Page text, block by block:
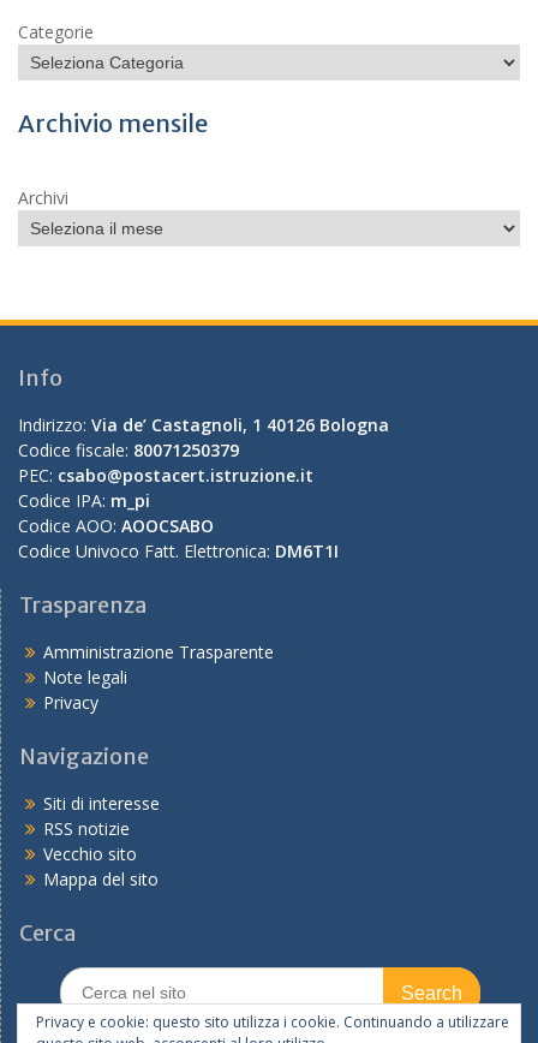
Categorie
Archivio mensile
Archivi
Info
Indirizzo: Via de’ Castagnoli, 1 40126 Bologna
Codice fiscale: 80071250379
PEC: csabo@postacert.istruzione.it
Codice IPA: m_pi
Codice AOO: AOOCSABO
Codice Univoco Fatt. Elettronica: DM6T1I
Trasparenza
Amministrazione Trasparente
Note legali
Privacy
Navigazione
Siti di interesse
RSS notizie
Vecchio sito
Mappa del sito
Cerca
Search
for:
Privacy e cookie: questo sito utilizza i cookie. Continuando a utilizzare